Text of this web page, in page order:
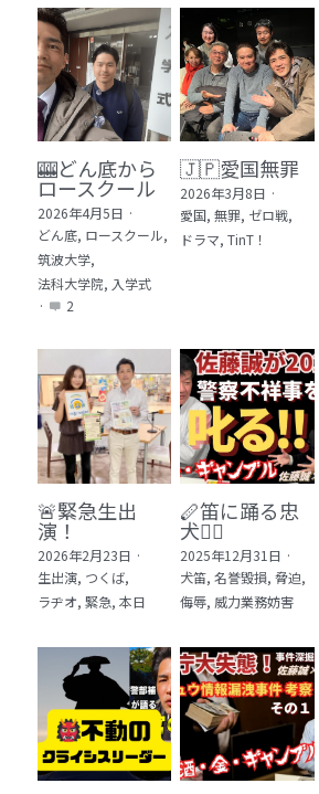
🎰どん底から
ロースクール
2026年4月5日 ·
どん底, ロースクール,
筑波大学,
法科大学院, 入学式
·
2
🇯🇵愛国無罪
2026年3月8日 ·
愛国, 無罪, ゼロ戦,
ドラマ, TinT！
🚨緊急生出
演！
2026年2月23日 ·
生出演, つくば,
ラヂオ, 緊急, 本日
🪈笛に踊る忠
犬🐕‍🦺
2025年12月31日 ·
犬笛, 名誉毀損, 脅迫,
侮辱, 威力業務妨害